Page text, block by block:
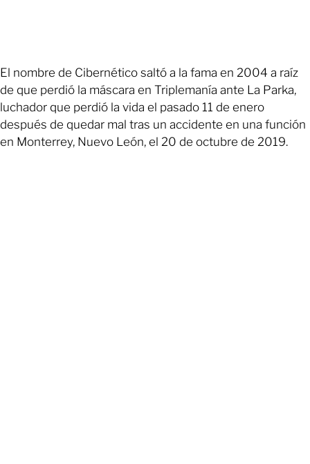
El nombre de Cibernético saltó a la fama en 2004 a raíz
de que perdió la máscara en Triplemanía ante La Parka,
luchador que perdió la vida el pasado 11 de enero
después de quedar mal tras un accidente en una función
en Monterrey, Nuevo León, el 20 de octubre de 2019.